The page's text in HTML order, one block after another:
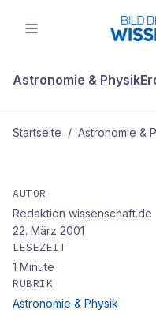
Astronomie & Physik
Startseite / Astronomie &
Eisberge
des Arktischen
AUTOR
Redaktion wissenschaft.de
22. März 2001
LESEZEIT
1 Minute
RUBRIK
Astronomie & Physik